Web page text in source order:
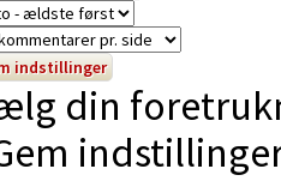
din